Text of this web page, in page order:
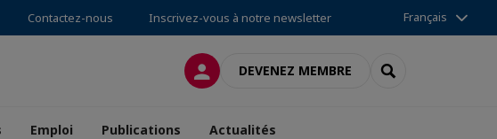
Contactez-nous Inscrivez-vous à notre newsletter Français
CONNEXIONDEVENEZ MEMBRE RECHERCHER
Emploi Publications Actualités